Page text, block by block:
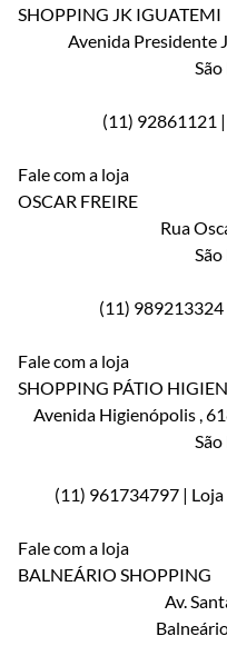
SHOPPING JK IGUATEMI
Avenida Presidente
(11) 92861121
Fale com a loja
OSCAR FREIRE
Rua
(11) 989213324
Fale com a loja
SHOPPING PÁTIO
Avenida Higienópolis ,
(11) 961734797 |
Fale com a loja
BALNEÁRIO SHOPPING
Av.